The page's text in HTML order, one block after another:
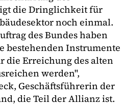
die Dringlichkeit für
noch einmal.
des Bundes haben
bestehenden Instrumente
die Erreichung des alten
werden",
Geschäftsführerin der
die Teil der Allianz ist.